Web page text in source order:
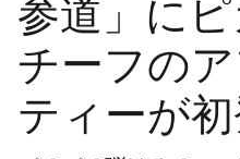
参道」に
チーフの
ティーが